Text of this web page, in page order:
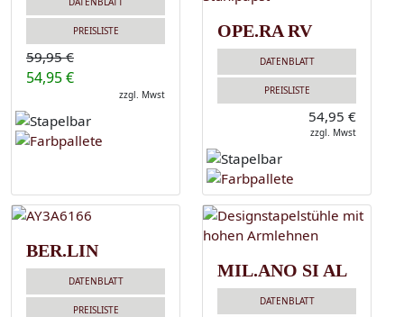
PREISLISTE
59,95 €
54,95 €
zzgl. Mwst
OPE.RA RV
DATENBLATT
PREISLISTE
54,95 €
zzgl. Mwst
BER.LIN
DATENBLATT
PREISLISTE
MIL.ANO SI AL
DATENBLATT